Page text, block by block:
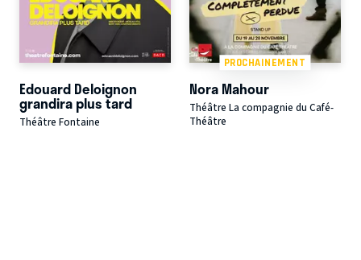
Edouard Deloignon
grandira plus tard
Théâtre Fontaine
PROCHAINEMENT
Nora Mahour
Théâtre La compagnie du Café-
Théâtre